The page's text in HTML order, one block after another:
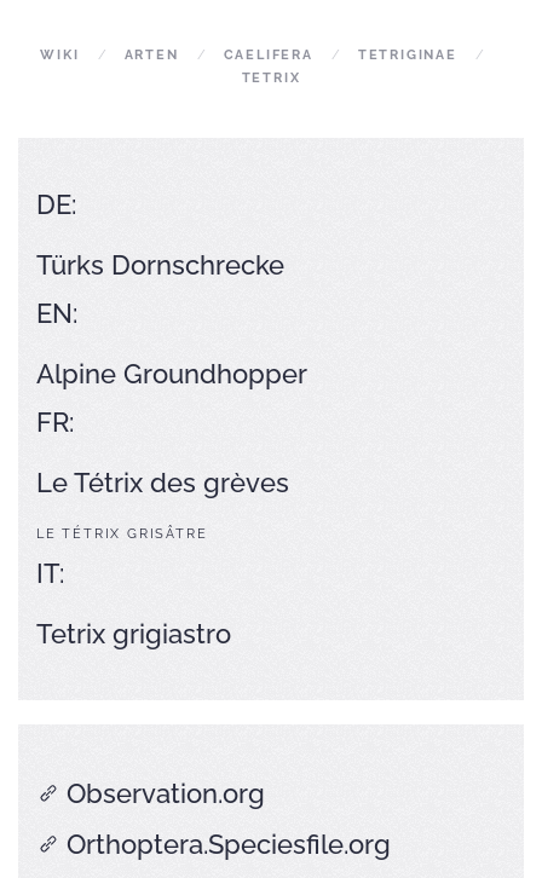
WIKI ARTEN CAELIFERA
TETRIGINAE
TETRIX
DE:
Türks Dornschrecke
EN:
Alpine Groundhopper
FR:
Le Tétrix des grèves
LE TÉTRIX GRISÂTRE
IT:
Tetrix grigiastro
Observation.org
Orthoptera.Speciesfile.org